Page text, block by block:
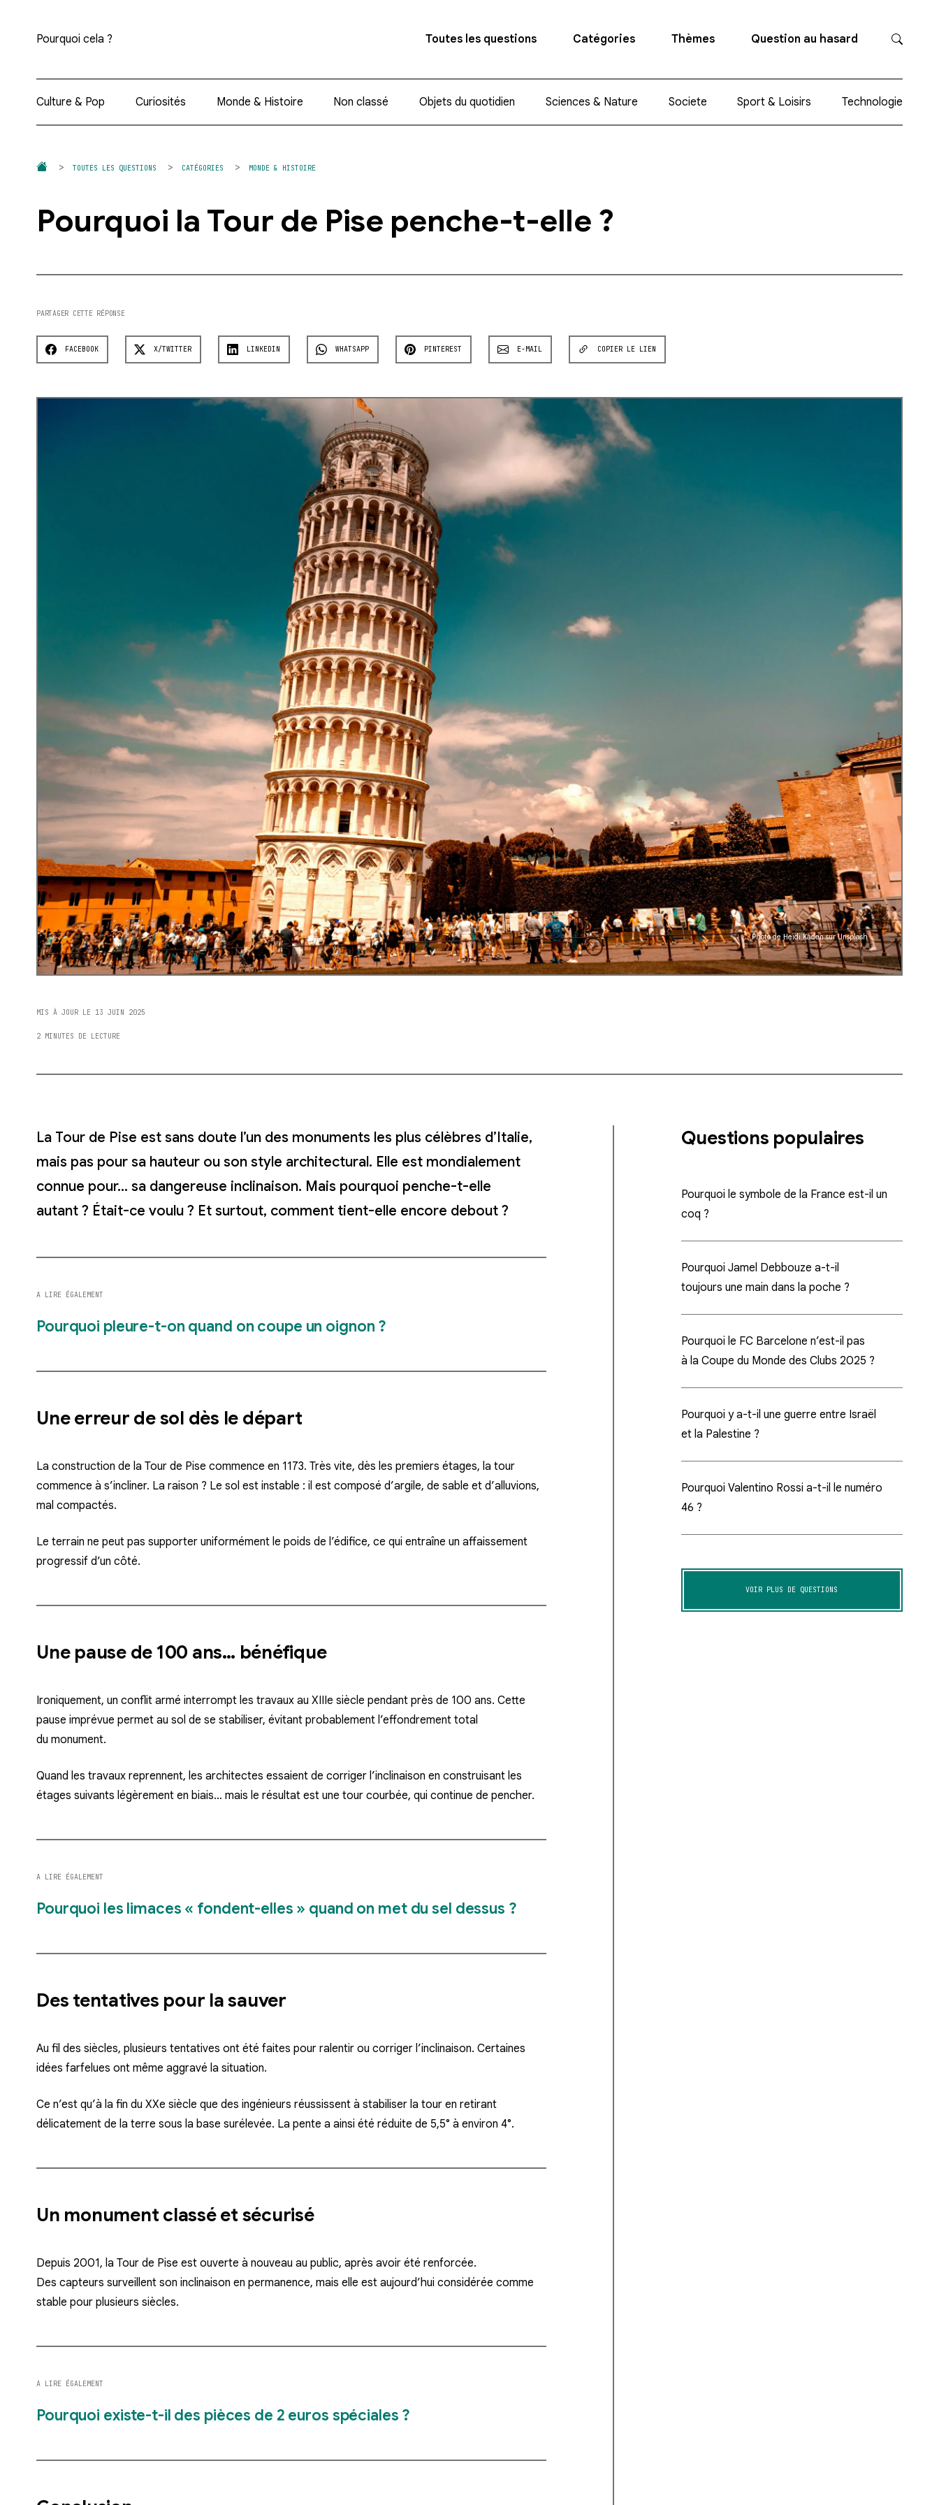
Pourquoi cela ? Toutes les questions Catégories Thèmes Question au hasard
Culture & Pop Curiosités Monde & Histoire Non classé Objets du quotidien Sciences & Nature Societe Sport & Loisirs Technologie
TOUTES LES QUESTIONS CATÉGORIES MONDE & HISTOIRE
Pourquoi la Tour de Pise penche-t-elle ?
PARTAGER CETTE RÉPONSE
FACEBOOK X/TWITTER LINKEDIN WHATSAPP PINTEREST E-MAIL COPIER LE LIEN
Photo deHeidi KadensurUnsplash
MIS À JOUR LE 13 JUIN 2025
2 MINUTES DE LECTURE
La Tour de Pise est sans doute l’un des monuments les plus célèbres d’Italie,
mais pas pour sa hauteur ou son style architectural. Elle est mondialement
connue pour… sa dangereuse inclinaison. Mais pourquoi penche-t-elle
autant ? Était-ce voulu ? Et surtout, comment tient-elle encore debout ?
A LIRE ÉGALEMENT
Pourquoi pleure-t-on quand on coupe un oignon ?
Une erreur de sol dès le départ
La construction de la Tour de Pise commence en 1173. Très vite, dès les premiers étages, la tour
commence à s’incliner. La raison ? Le sol est instable : il est composé d’argile, de sable et d’alluvions,
mal compactés.
Le terrain ne peut pas supporter uniformément le poids de l’édifice, ce qui entraîne un affaissement
progressif d’un côté.
Une pause de 100 ans… bénéfique
Ironiquement, un conflit armé interrompt les travaux au XIIIe siècle pendant près de 100 ans. Cette
pause imprévue permet au sol de se stabiliser, évitant probablement l’effondrement total
du monument.
Quand les travaux reprennent, les architectes essaient de corriger l’inclinaison en construisant les
étages suivants légèrement en biais… mais le résultat est une tour courbée, qui continue de pencher.
A LIRE ÉGALEMENT
Pourquoi les limaces « fondent-elles » quand on met du sel dessus ?
Des tentatives pour la sauver
Au fil des siècles, plusieurs tentatives ont été faites pour ralentir ou corriger l’inclinaison. Certaines
idées farfelues ont même aggravé la situation.
Ce n’est qu’à la fin du XXe siècle que des ingénieurs réussissent à stabiliser la tour en retirant
délicatement de la terre sous la base surélevée. La pente a ainsi été réduite de 5,5° à environ 4°.
Un monument classé et sécurisé
Depuis 2001, la Tour de Pise est ouverte à nouveau au public, après avoir été renforcée.
Des capteurs surveillent son inclinaison en permanence, mais elle est aujourd’hui considérée comme
stable pour plusieurs siècles.
A LIRE ÉGALEMENT
Pourquoi existe-t-il des pièces de 2 euros spéciales ?
Questions populaires
Pourquoi le symbole de la France est-il un
coq ?
Pourquoi Jamel Debbouze a-t-il
toujours une main dans la poche ?
Pourquoi le FC Barcelone n’est-il pas
à la Coupe du Monde des Clubs 2025 ?
Pourquoi y a-t-il une guerre entre Israël
et la Palestine ?
Pourquoi Valentino Rossi a-t-il le numéro
46 ?
VOIR PLUS DE QUESTIONS